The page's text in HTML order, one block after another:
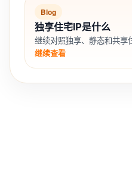
Blog
独享住宅IP是什么
继续对照独享、静态和共享
继续查看